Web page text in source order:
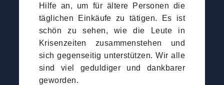
Hilfe an, um für ältere Personen die
täglichen Einkäufe zu tätigen. Es ist
schön zu sehen, wie die Leute in
Krisenzeiten zusammenstehen und
sich gegenseitig unterstützen. Wir alle
sind viel geduldiger und dankbarer
geworden.